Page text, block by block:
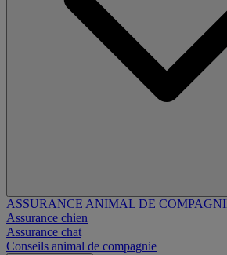
ASSURANCE ANIMAL DE
Assurance chien
Assurance chat
Conseils animal de compagnie